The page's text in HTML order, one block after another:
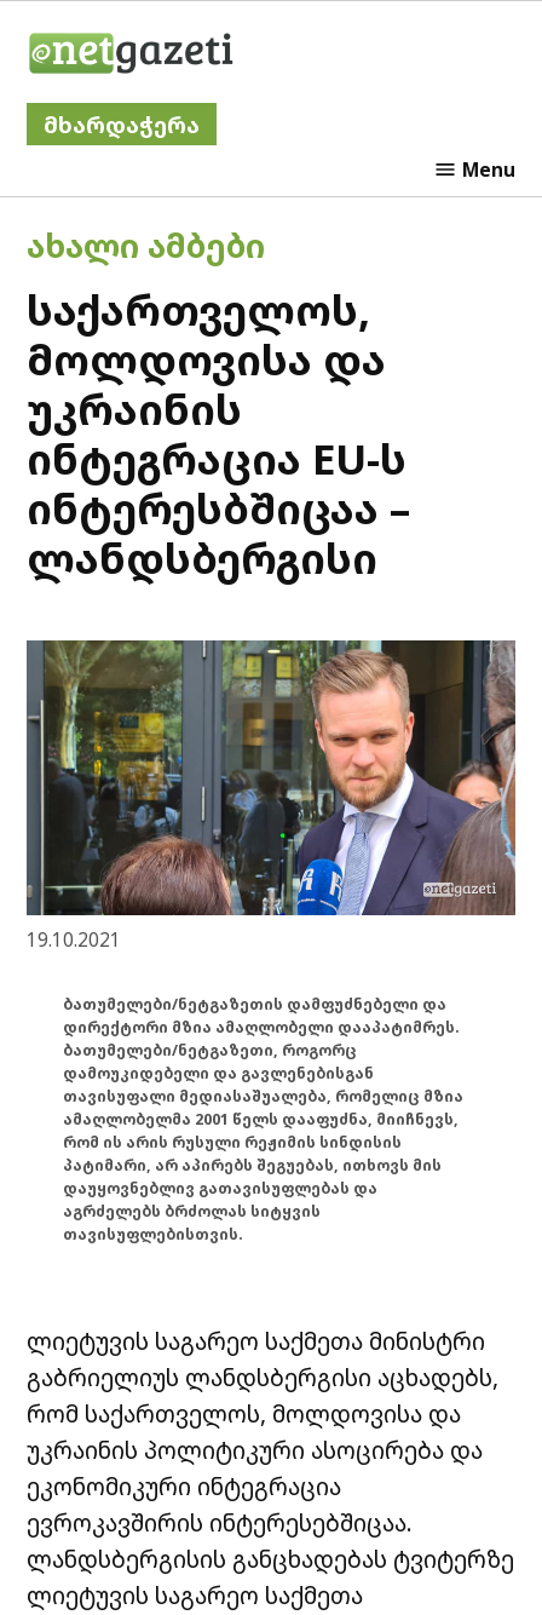
მხარდაჭერა
Menu
POSTED
IN
ᲐᲮᲐᲚᲘ ᲐᲛᲑᲔᲑᲘ
საქართველოს,
მოლდოვისა და
უკრაინის
ინტეგრაცია EU-ს
ინტერესბშიცაა –
ლანდსბერგისი
19.10.2021
ბათუმელები/ნეტგაზეთის დამფუძნებელი და
დირექტორი მზია ამაღლობელი დააპატიმრეს.
ბათუმელები/ნეტგაზეთი, როგორც
დამოუკიდებელი და გავლენებისგან
თავისუფალი მედიასაშუალება, რომელიც მზია
ამაღლობელმა 2001 წელს დააფუძნა, მიიჩნევს,
რომ ის არის რუსული რეჟიმის სინდისის
პატიმარი, არ აპირებს შეგუებას, ითხოვს მის
დაუყოვნებლივ გათავისუფლებას და
აგრძელებს ბრძოლას სიტყვის
თავისუფლებისთვის.
ლიეტუვის საგარეო საქმეთა მინისტრი
გაბრიელიუს ლანდსბერგისი აცხადებს,
რომ საქართველოს, მოლდოვისა და
უკრაინის პოლიტიკური ასოცირება და
ეკონომიკური ინტეგრაცია
ევროკავშირის ინტერესებშიცაა.
ლანდსბერგისის განცხადებას ტვიტერზე
ლიეტუვის საგარეო საქმეთა